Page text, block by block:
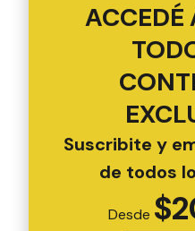
ACCEDÉ
Suscribite y
de todos
Desde $